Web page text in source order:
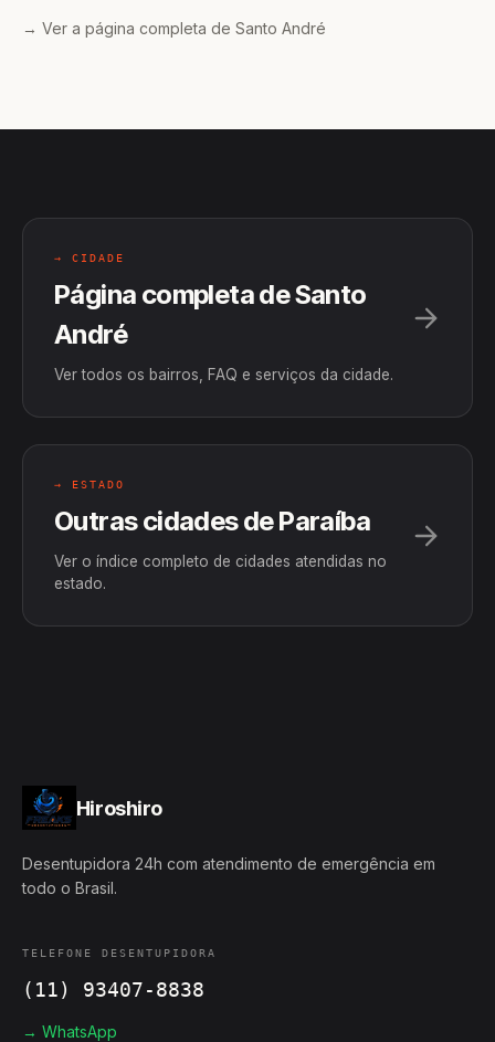
→ Ver a página completa de Santo André
→ CIDADE
Página completa de Santo
André
Ver todos os bairros, FAQ e serviços da cidade.
→ ESTADO
Outras cidades de Paraíba
Ver o índice completo de cidades atendidas no
estado.
Hiroshiro
Desentupidora 24h com atendimento de emergência em
todo o Brasil.
TELEFONE DESENTUPIDORA
(11) 93407-8838
→ WhatsApp